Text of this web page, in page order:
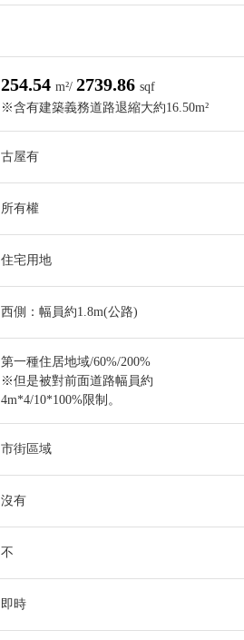
254.54 m²/ 2739.86 sqf
※含有建築義務道路退縮大約16.50m²
古屋有
所有權
住宅用地
西側：幅員約1.8m(公路)
第一種住居地域/60%/200%
※但是被對前面道路幅員約
4m*4/10*100%限制。
市街區域
沒有
不
即時